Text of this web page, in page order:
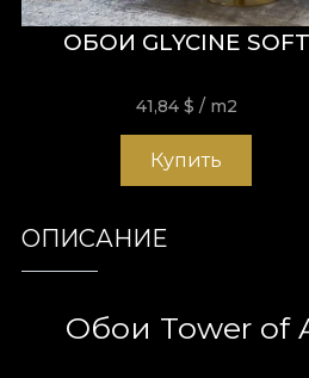
ОБОИ GLYCINE SOFT
41,84 $ / m2
Купить
ОПИСАНИЕ
Обои Tower of